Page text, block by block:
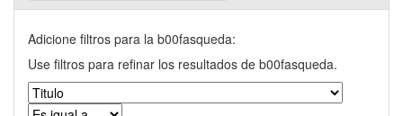
Adicione filtros para la b00fasqueda:
Use filtros para refinar los resultados de b00fasqueda.